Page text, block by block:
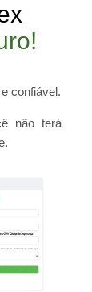
confiável.
não terá